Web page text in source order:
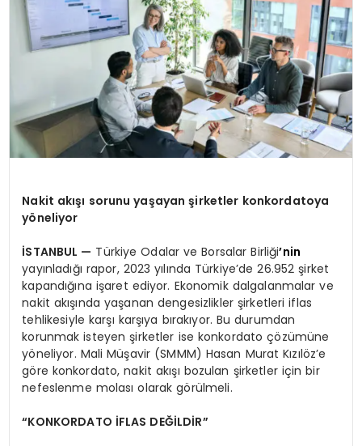
Nakit akışı sorunu yaşayan şirketler konkordatoya
yöneliyor
İSTANBUL — Türkiye Odalar ve Borsalar Birliği’nin
yayınladığı rapor, 2023 yılında Türkiye’de 26.952 şirket
kapandığına işaret ediyor. Ekonomik dalgalanmalar ve
nakit akışında yaşanan dengesizlikler şirketleri iflas
tehlikesiyle karşı karşıya bırakıyor. Bu durumdan
korunmak isteyen şirketler ise konkordato çözümüne
yöneliyor. Mali Müşavir (SMMM) Hasan Murat Kızılöz’e
göre konkordato, nakit akışı bozulan şirketler için bir
nefeslenme molası olarak görülmeli.
“KONKORDATO İFLAS DEĞİLDİR”